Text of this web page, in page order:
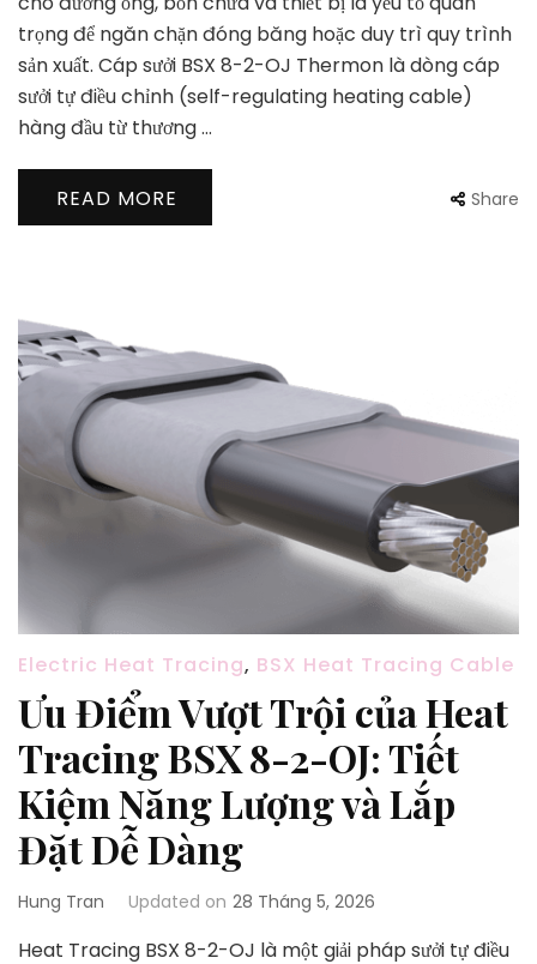
trọng để ngăn chặn đóng băng hoặc duy trì quy trình
sản xuất. Cáp sưởi BSX 8-2-OJ Thermon là dòng cáp
sưởi tự điều chỉnh (self-regulating heating cable)
hàng đầu từ thương …
READ MORE Share
Electric Heat Tracing, BSX Heat Tracing Cable
Ưu Điểm Vượt Trội của Heat
Tracing BSX 8-2-OJ: Tiết
Kiệm Năng Lượng và Lắp
Đặt Dễ Dàng
Hung Tran Updated on 28 Tháng 5, 2026
Heat Tracing BSX 8-2-OJ là một giải pháp sưởi tự điều